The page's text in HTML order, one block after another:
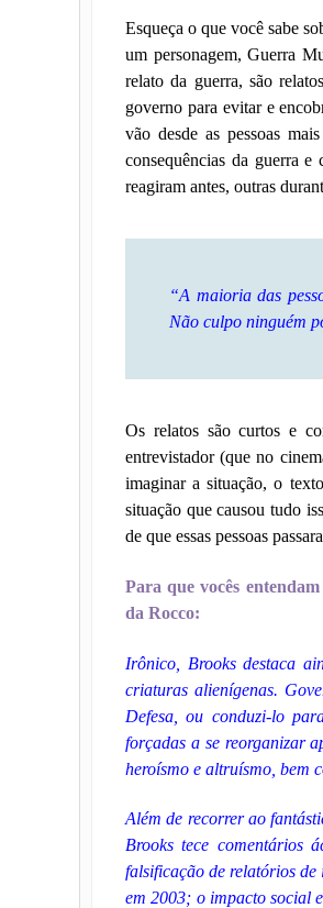
Esqueça o que você sabe
um personagem, Guerra
relato da guerra, são
governo para evitar e
vão desde as pessoas
consequências da guerra
reagiram antes, outras
“A maioria das
Não culpo ninguém
Os relatos são curtos e
entrevistador (que no
imaginar a situação, o
situação que causou tudo
de que essas pessoas
Para que vocês
da Rocco:
Irônico, Brooks destaca
criaturas alienígenas.
Defesa, ou conduzi-lo
forçadas a se reorganizar
heroísmo e altruísmo, bem
Além de recorrer ao
Brooks tece comentários
falsificação de relatórios
em 2003; o impacto social